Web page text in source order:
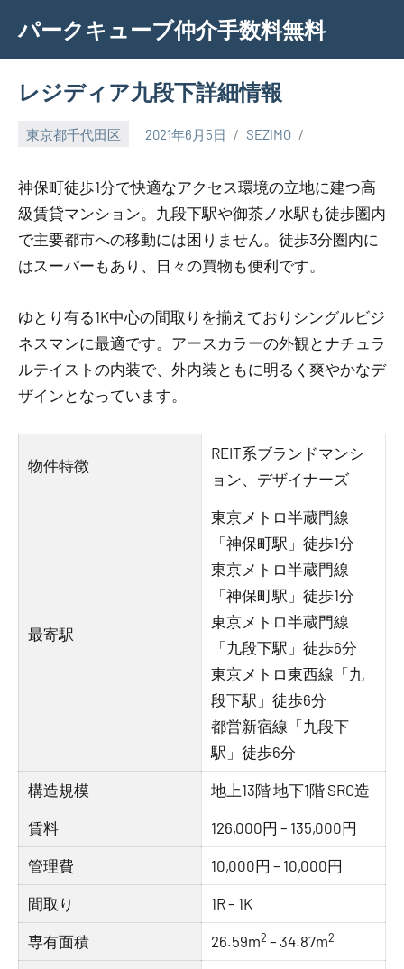
content
パークキューブ仲介手数料無料
レジディア九段下詳細情報
東京都千代田区 2021年6月5日 SEZIMO
神保町徒歩1分で快適なアクセス環境の立地に建つ高
級賃貸マンション。九段下駅や御茶ノ水駅も徒歩圏内
で主要都市への移動には困りません。徒歩3分圏内に
はスーパーもあり、日々の買物も便利です。
ゆとり有る1K中心の間取りを揃えておりシングルビジ
ネスマンに最適です。アースカラーの外観とナチュラ
ルテイストの内装で、外内装ともに明るく爽やかなデ
ザインとなっています。
物件特徴
REIT系ブランドマンシ
ョン、デザイナーズ
最寄駅
東京メトロ半蔵門線
「神保町駅」徒歩1分
東京メトロ半蔵門線
「神保町駅」徒歩1分
東京メトロ半蔵門線
「九段下駅」徒歩6分
東京メトロ東西線「九
段下駅」徒歩6分
都営新宿線「九段下
駅」徒歩6分
構造規模 地上13階 地下1階 SRC造
賃料 126,000円 – 135,000円
管理費 10,000円 – 10,000円
間取り 1R – 1K
専有面積 26.59m2 – 34.87m2